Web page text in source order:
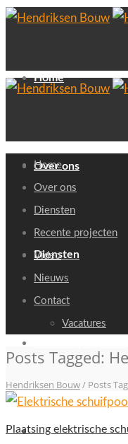
Home
Over ons
Diensten
Video
Home
Over ons
Diensten
Recente projecten
Video
Nieuws
Contact
Vacatures
Posts Tagged:
Hendriksen Bouw/ Posts
Plaatsing elektrische